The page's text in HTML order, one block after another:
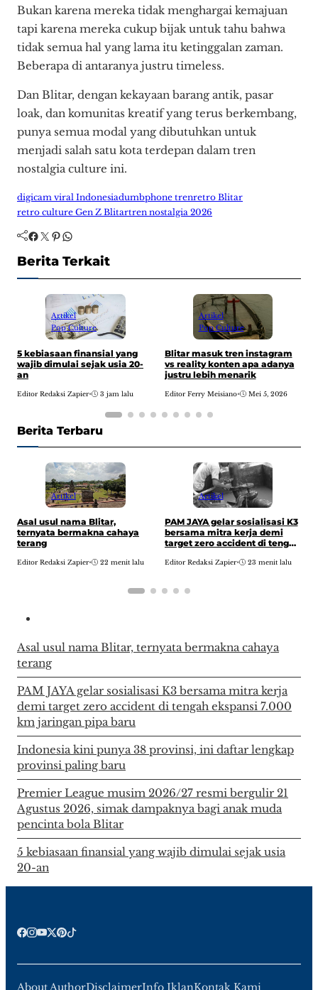
Bukan karena mereka tidak menghargai kemajuan
tapi karena mereka cukup bijak untuk tahu bahwa
tidak semua hal yang lama itu ketinggalan zaman.
Beberapa di antaranya justru timeless.
Dan Blitar, dengan kekayaan barang antik, pasar
loak, dan komunitas kreatif yang terus berkembang,
punya semua modal yang dibutuhkan untuk
menjadi salah satu kota terdepan dalam tren
nostalgia culture ini.
digicam viral Indonesiadumbphone trenretro Blitar
retro culture Gen Z Blitartren nostalgia 2026
Facebook Twitter Pinterest WhatsApp
Berita Terkait
Artikel
Pop Culture
5 kebiasaan finansial yang
wajib dimulai sejak usia 20-
an
Editor Redaksi Zapier• 3 jam lalu
Artikel
Pop Culture
Blitar masuk tren instagram
vs reality konten apa adanya
justru lebih menarik
Editor Ferry Meisiano• Mei 5, 2026
Berita Terbaru
Artikel
Asal usul nama Blitar,
ternyata bermakna cahaya
terang
Editor Redaksi Zapier• 22 menit lalu
Artikel
PAM JAYA gelar sosialisasi K3
bersama mitra kerja demi
target zero accident di tengah
pipa baru
Editor Redaksi Zapier• 23 menit lalu
Asal usul nama Blitar, ternyata bermakna cahaya
terang
PAM JAYA gelar sosialisasi K3 bersama mitra kerja
demi target zero accident di tengah ekspansi 7.000
km jaringan pipa baru
Indonesia kini punya 38 provinsi, ini daftar lengkap
provinsi paling baru
Premier League musim 2026/27 resmi bergulir 21
Agustus 2026, simak dampaknya bagi anak muda
pencinta bola Blitar
5 kebiasaan finansial yang wajib dimulai sejak usia
20-an
About AuthorDisclaimerInfo IklanKontak Kami